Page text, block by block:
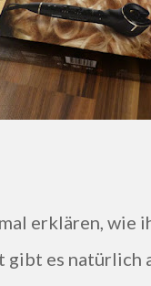
gibt es natürlich